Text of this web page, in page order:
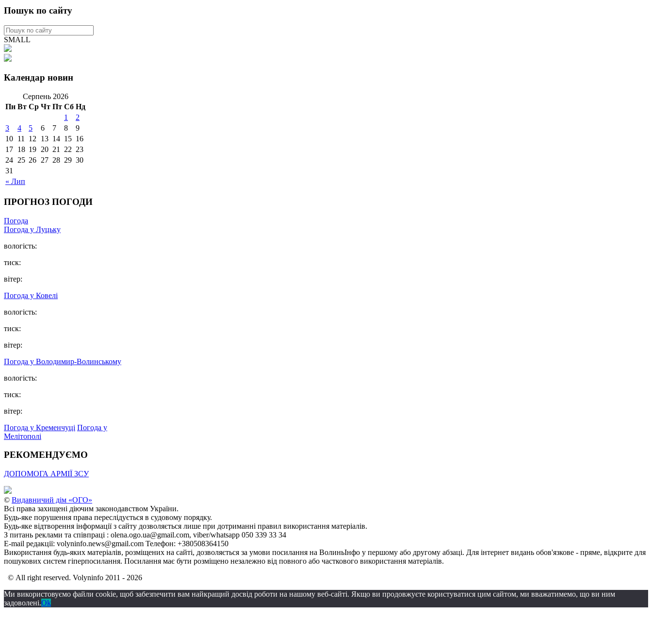
Пошук по сайту
SMALL
Календар новин
Серпень 2026
Пн Вт Ср Чт Пт Сб Нд
« Лип
1
2
3
4 5 6 7 8
9
10 11 12 13 14 15 16
17 18 19 20 21 22 23
24 25 26 27 28 29 30
31
ПРОГНОЗ ПОГОДИ
Погода
Погода у Луцьку
вологість:
тиск:
вітер:
Погода у Ковелі
вологість:
тиск:
вітер:
Погода у Володимир-Волинському
вологість:
тиск:
вітер:
Погода у Кременчуці Погода у
Мелітополі
РЕКОМЕНДУЄМО
ДОПОМОГА АРМІЇ ЗСУ
© Видавничий дім «ОГО»
Всі права захищені діючим законодавством України.
Будь-яке порушення права переслідується в судовому порядку.
Будь-яке відтворення інформації з сайту дозволяється лише при дотриманні правил використання матеріалів.
З питань реклами та співпраці : olena.ogo.ua@gmail.com, viber/whatsapp 050 339 33 34
E-mail редакції: volyninfo.news@gmail.com Телефон: +380508364150
Використання будь-яких матеріалів, розміщених на сайті, дозволяється за умови посилання на ВолиньІнфо у першому або другому абзаці. Для інтернет видань обов'язкове - пряме, відкрите для
пошукових систем гіперпосилання. Посилання має бути розміщено незалежно від повного або часткового використання матеріалів.
© All right reserved. Volyninfo 2011 - 2026
Ми використовуємо файли cookie, щоб забезпечити вам найкращий досвід роботи на нашому веб-сайті. Якщо ви продовжуєте користуватися цим сайтом, ми вважатимемо, що ви ним
задоволені.Ok